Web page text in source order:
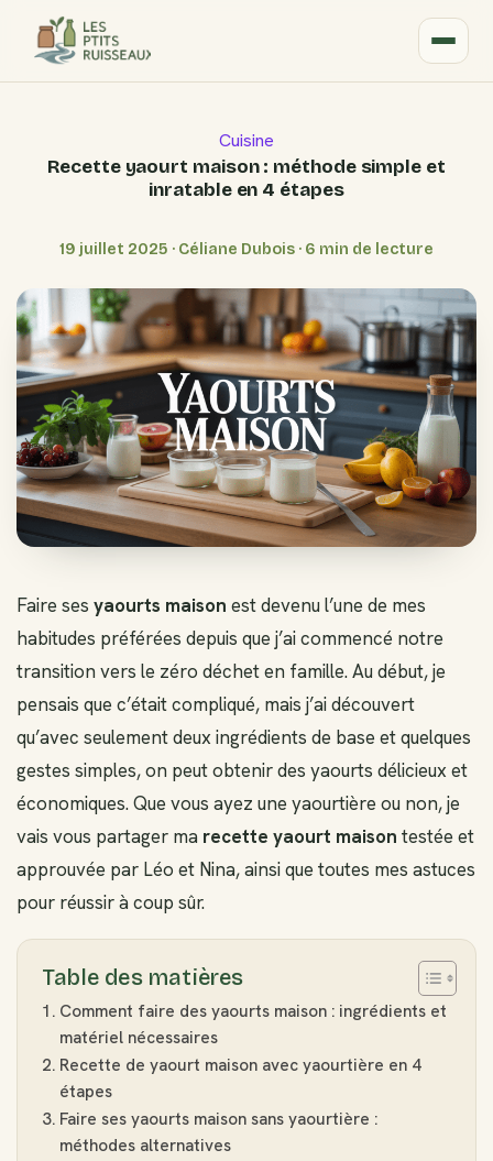
Cuisine
Recette yaourt maison : méthode simple et
inratable en 4 étapes
19 juillet 2025 · Céliane Dubois · 6 min de lecture
Faire ses yaourts maison est devenu l’une de mes
habitudes préférées depuis que j’ai commencé notre
transition vers le zéro déchet en famille. Au début, je
pensais que c’était compliqué, mais j’ai découvert
qu’avec seulement deux ingrédients de base et quelques
gestes simples, on peut obtenir des yaourts délicieux et
économiques. Que vous ayez une yaourtière ou non, je
vais vous partager ma recette yaourt maison testée et
approuvée par Léo et Nina, ainsi que toutes mes astuces
pour réussir à coup sûr.
Table des matières
Comment faire des yaourts maison : ingrédients et
matériel nécessaires
Recette de yaourt maison avec yaourtière en 4
étapes
Faire ses yaourts maison sans yaourtière :
méthodes alternatives